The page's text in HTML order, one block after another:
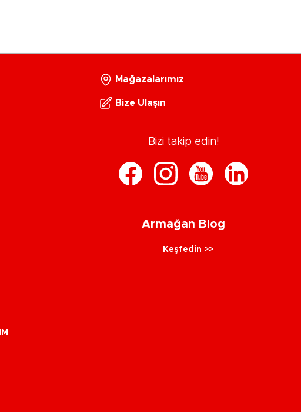
Mağazalarımız
Bize Ulaşın
Bizi takip edin!
Armağan Blog
Keşfedin >>